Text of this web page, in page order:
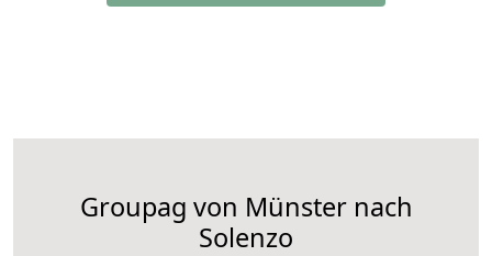
Groupag von Münster nach
Solenzo